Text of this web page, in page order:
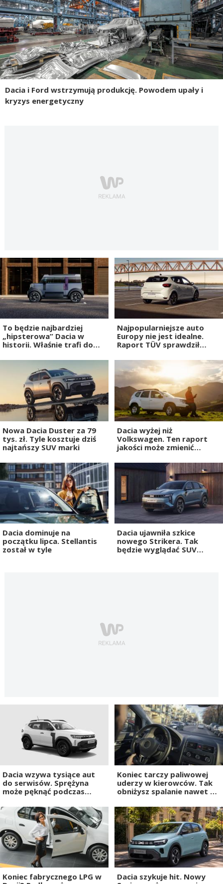
Dacia i Ford wstrzymują produkcję. Powodem upały i
kryzys energetyczny
To będzie najbardziej
„hipsterowa” Dacia w
historii. Właśnie trafi do
Najpopularniejsze auto
Europy nie jest idealne.
Raport TÜV sprawdził
Nowa Dacia Duster za 79
tys. zł. Tyle kosztuje dziś
najtańszy SUV marki
Dacia wyżej niż
Volkswagen. Ten raport
jakości może zmienić
Dacia dominuje na
początku lipca. Stellantis
został w tyle
Dacia ujawniła szkice
nowego Strikera. Tak
będzie wyglądać SUV
Dacia wzywa tysiące aut
do serwisów. Sprężyna
może pęknąć podczas
Koniec tarczy paliwowej
uderzy w kierowców. Tak
obniżysz spalanie nawet o
Koniec fabrycznego LPG w
Dacia szykuje hit. Nowy